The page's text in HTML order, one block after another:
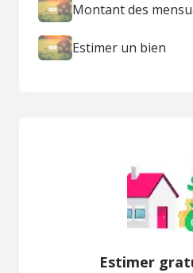
Montant des
Estimer un bien
Estimer